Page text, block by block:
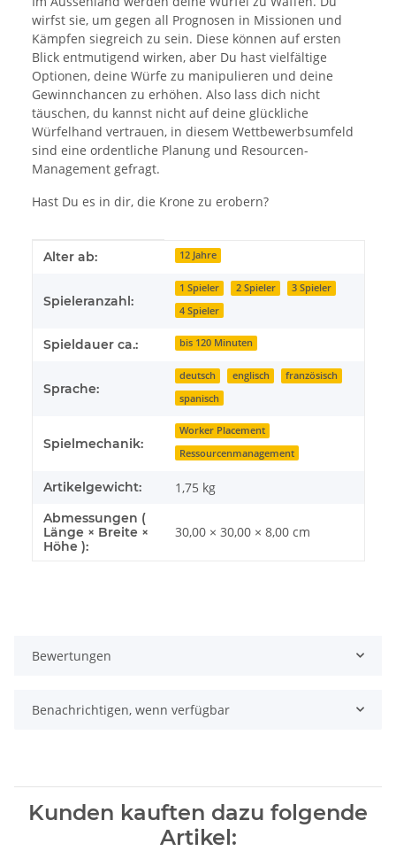
wirfst sie, um gegen all Prognosen in Missionen und
Kämpfen siegreich zu sein. Diese können auf ersten
Blick entmutigend wirken, aber Du hast vielfältige
Optionen, deine Würfe zu manipulieren und deine
Gewinnchancen zu erhöhen. Also lass dich nicht
täuschen, du kannst nicht auf deine glückliche
Würfelhand vertrauen, in diesem Wettbewerbsumfeld
sind eine ordentliche Planung und Resourcen-
Management gefragt.
Hast Du es in dir, die Krone zu erobern?
Produkteigenschaft
Wert
Alter ab: 12 Jahre
Spieleranzahl:
1 Spieler 2 Spieler
3 Spieler
4 Spieler
Spieldauer ca.: bis 120 Minuten
Sprache:
deutsch englisch
französisch
spanisch
Spielmechanik:
Worker Placement
Ressourcenmanagement
Artikelgewicht: 1,75 kg
Abmessungen (
Länge × Breite ×
Höhe ):
30,00 × 30,00 × 8,00 cm
Bewertungen
Benachrichtigen, wenn verfügbar
Kunden kauften dazu folgende
Artikel: